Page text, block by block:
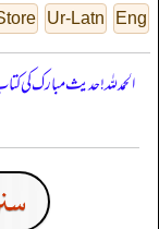
Eng
Ur-Latn
الحمدللہ! حدیث مبارک کی